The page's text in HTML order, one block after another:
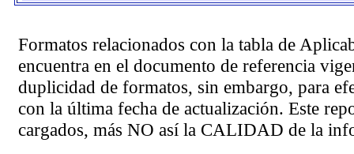
Formatos relacionados con la tabla de
encuentra en el documento de referencia
duplicidad de formatos, sin embargo, para
con la última fecha de actualización. Este
cargados, más NO así la CALIDAD de la